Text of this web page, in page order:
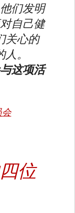
们发明
自己健
关心的
。
这项活
会
位